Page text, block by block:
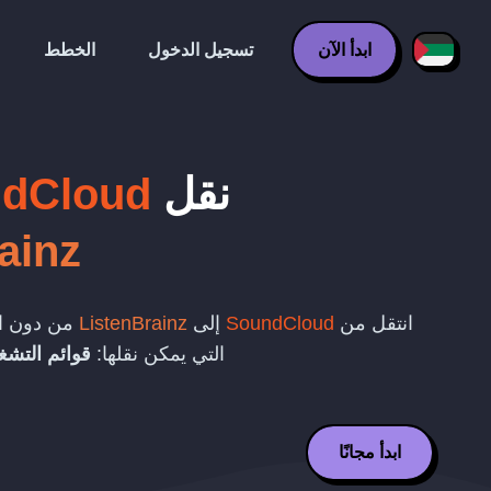
الخطط تسجيل الدخول ابدأ الآن
نقل
انتقل من SoundCloud إلى ListenBrainz من دون
التي يمكن نقلها: قوائم
ابدأ مجانًا